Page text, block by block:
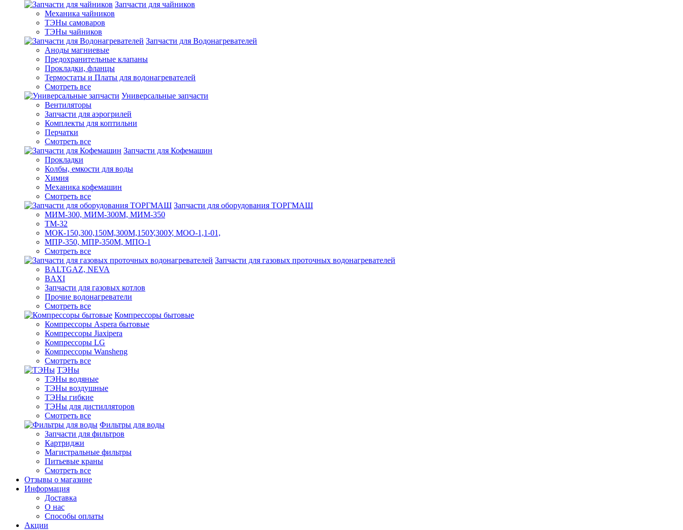
Запчасти для чайников
Механика чайников
ТЭНы самоваров
ТЭНы чайников
Запчасти для Водонагревателей
Аноды магниевые
Предохранительные клапаны
Прокладки, фланцы
Термостаты и Платы для водонагревателей
Смотреть все
Универсальные запчасти
Вентиляторы
Запчасти для аэрогрилей
Комплекты для коптильни
Перчатки
Смотреть все
Запчасти для Кофемашин
Прокладки
Колбы, емкости для воды
Химия
Механика кофемашин
Смотреть все
Запчасти для оборудования ТОРГМАШ
МИМ-300, МИМ-300М, МИМ-350
ТМ-32
МОК-150,300,150М,300М,150У,300У, МОО-1,1-01,
МПР-350, МПР-350М, МПО-1
Смотреть все
Запчасти для газовых проточных водонагревателей
BALTGAZ, NEVA
BAXI
Запчасти для газовых котлов
Прочие водонагреватели
Смотреть все
Компрессоры бытовые
Компрессоры Aspera бытовые
Компрессоры Jiaxipera
Компрессоры LG
Компрессоры Wansheng
Смотреть все
ТЭНы
ТЭНы водяные
ТЭНы воздушные
ТЭНы гибкие
ТЭНы для дистилляторов
Смотреть все
Фильтры для воды
Запчасти для фильтров
Картриджи
Магистральные фильтры
Питьевые краны
Смотреть все
Отзывы о магазине
Информация
Доставка
О нас
Способы оплаты
Акции